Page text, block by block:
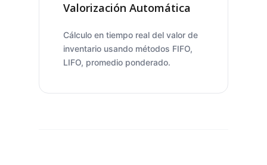
Valorización Automática
Cálculo en tiempo real del valor de
inventario usando métodos FIFO,
LIFO, promedio ponderado.